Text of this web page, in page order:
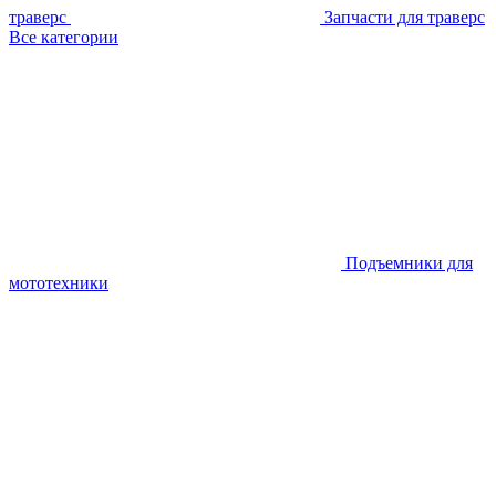
траверс
Запчасти для траверс
Все категории
Подъемники для
мототехники